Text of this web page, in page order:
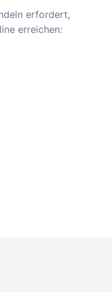
erfordert,
erreichen: